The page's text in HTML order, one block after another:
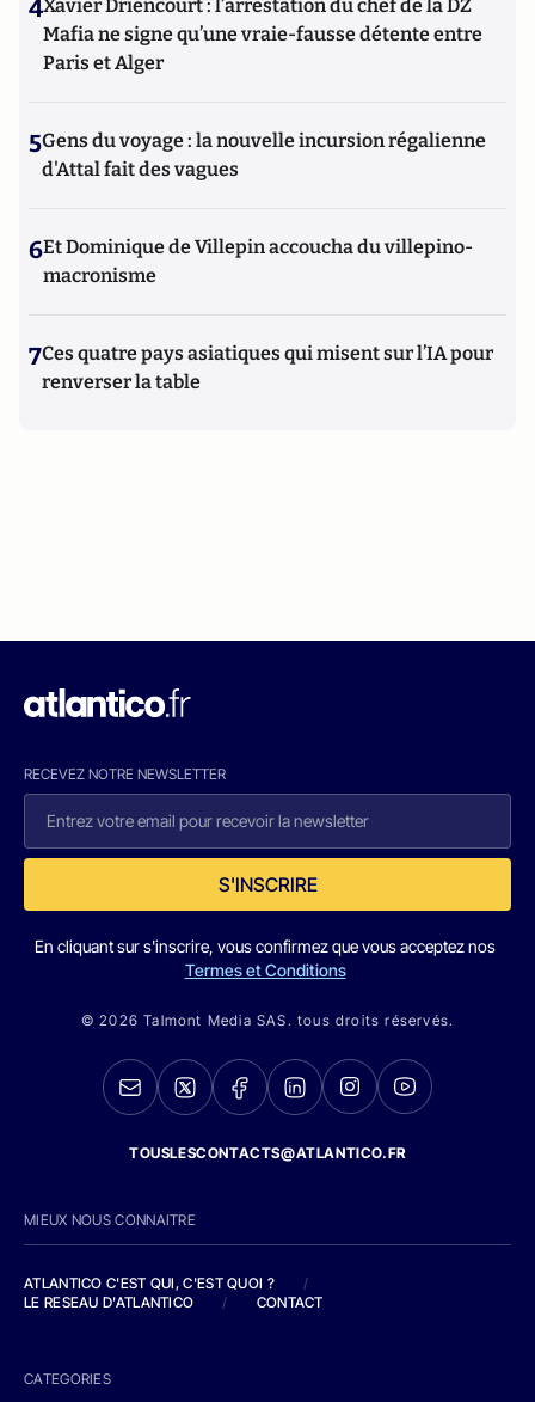
4Xavier Driencourt : l’arrestation du chef de la DZ
Mafia ne signe qu’une vraie-fausse détente entre
Paris et Alger
5Gens du voyage : la nouvelle incursion régalienne
d'Attal fait des vagues
6Et Dominique de Villepin accoucha du villepino-
macronisme
7Ces quatre pays asiatiques qui misent sur l’IA pour
renverser la table
RECEVEZ NOTRE NEWSLETTER
S'INSCRIRE
En cliquant sur s'inscrire, vous confirmez que vous acceptez nos
Termes et Conditions
© 2026 Talmont Media SAS. tous droits réservés.
TOUSLESCONTACTS@ATLANTICO.FR
MIEUX NOUS CONNAITRE
ATLANTICO C'EST QUI, C'EST QUOI ?
/
LE RESEAU D'ATLANTICO
/ CONTACT
CATEGORIES